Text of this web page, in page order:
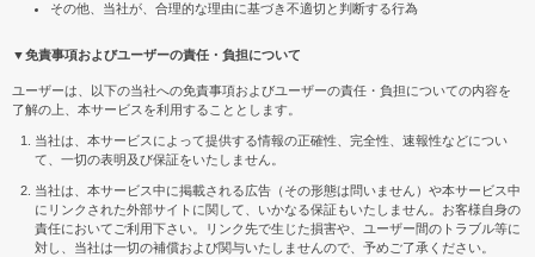
その他、当社が、合理的な理由に基づき不適切と判断する行為
▼免責事項およびユーザーの責任・負担について
ユーザーは、以下の当社への免責事項およびユーザーの責任・負担についての内容を
了解の上、本サービスを利用することとします。
当社は、本サービスによって提供する情報の正確性、完全性、速報性などについ
て、一切の表明及び保証をいたしません。
当社は、本サービス中に掲載される広告（その形態は問いません）や本サービス中
にリンクされた外部サイトに関して、いかなる保証もいたしません。お客様自身の
責任においてご利用下さい。リンク先で生じた損害や、ユーザー間のトラブル等に
対し、当社は一切の補償および関与いたしませんので、予めご了承ください。